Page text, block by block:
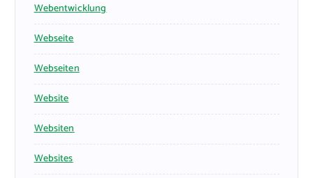
Webentwicklung
Webseite
Webseiten
Website
Websiten
Websites